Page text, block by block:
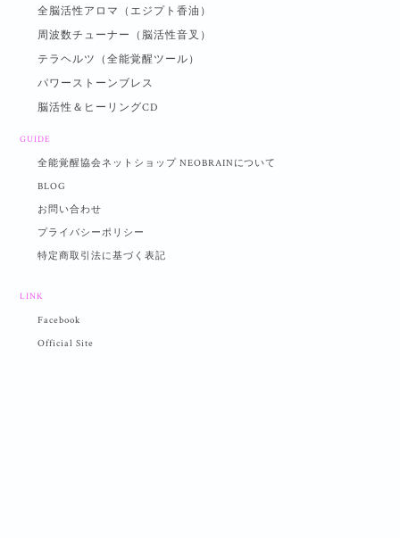
全脳活性アロマ（エジプト香油）
周波数チューナー（脳活性音叉）
テラヘルツ（全能覚醒ツール）
パワーストーンブレス
脳活性＆ヒーリングCD
GUIDE
全能覚醒協会ネットショップ NEOBRAINについて
BLOG
お問い合わせ
プライバシーポリシー
特定商取引法に基づく表記
LINK
Facebook
Official Site